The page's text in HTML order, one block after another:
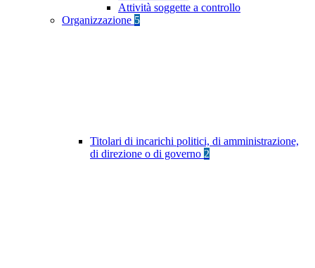
Attività soggette a controllo
Organizzazione 5
Titolari di incarichi politici, di amministrazione,
di direzione o di governo 2